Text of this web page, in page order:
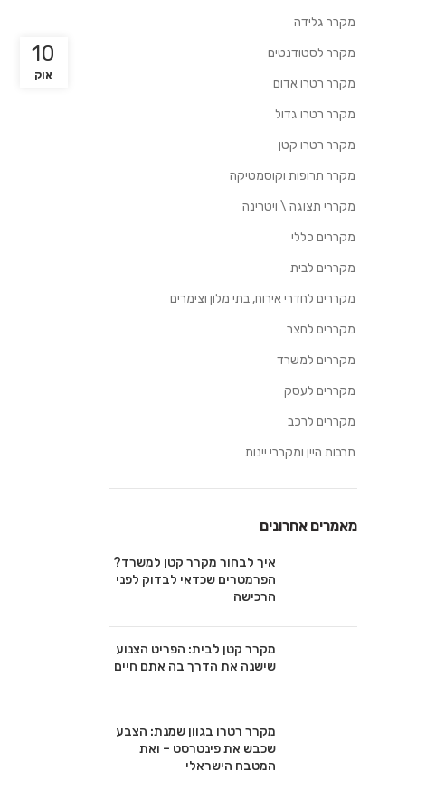
10
אוק
מקרר גלידה
מקרר לסטודנטים
מקרר רטרו אדום
מקרר רטרו גדול
מקרר רטרו קטן
מקרר תרופות וקוסמטיקה
מקררי תצוגה \ ויטרינה
מקררים כללי
מקררים לבית
מקררים לחדרי אירוח, בתי מלון וצימרים
מקררים לחצר
מקררים למשרד
מקררים לעסק
מקררים לרכב
תרבות היין ומקררי יינות
מאמרים אחרונים
איך לבחור מקרר קטן למשרד?
הפרמטרים שכדאי לבדוק לפני
הרכישה
מקרר קטן לבית: הפריט הצנוע
שישנה את הדרך בה אתם חיים
מקרר רטרו בגוון שמנת: הצבע
שכבש את פינטרסט – ואת
המטבח הישראלי